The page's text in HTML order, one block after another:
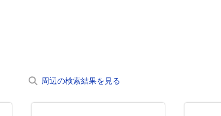
周辺の検索結果を見る